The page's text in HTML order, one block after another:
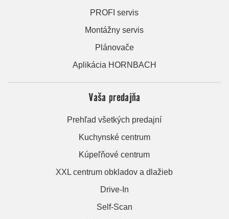
PROFI servis
Montážny servis
Plánovače
Aplikácia HORNBACH
Vaša predajňa
Prehľad všetkých predajní
Kuchynské centrum
Kúpeľňové centrum
XXL centrum obkladov a dlažieb
Drive-In
Self-Scan